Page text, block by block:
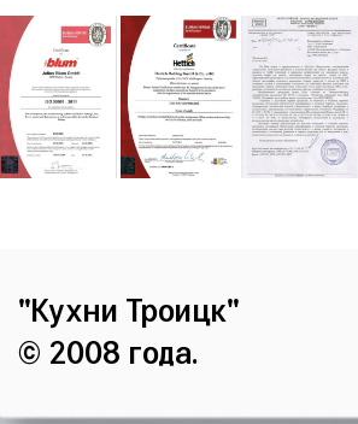
"Кухни Троицк"
© 2008 года.